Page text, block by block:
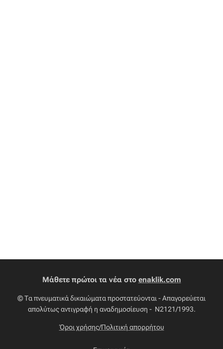
Μάθετε πρώτοι τα νέα στο enaklik.com
© Τα πνευματικά δικαιώματα προστατεύονται - Απαγορεύεται
απολύτως αντιγραφή η αναδημοσίευση - Ν2121/1993.
Όροι χρήσης/Πολιτική απορρήτου